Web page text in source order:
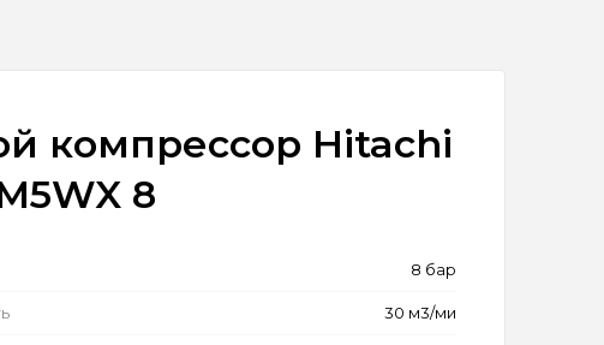
компрессор Hitachi
8
8 бар
30 м3/ми